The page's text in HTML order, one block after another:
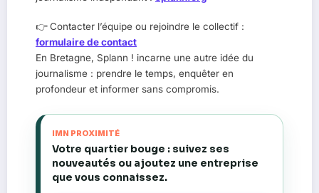
👉 Contacter l’équipe ou rejoindre le collectif :
formulaire de contact
En Bretagne, Splann ! incarne une autre idée du
journalisme : prendre le temps, enquêter en
profondeur et informer sans compromis.
IMN PROXIMITÉ
Votre quartier bouge : suivez ses
nouveautés ou ajoutez une entreprise
que vous connaissez.